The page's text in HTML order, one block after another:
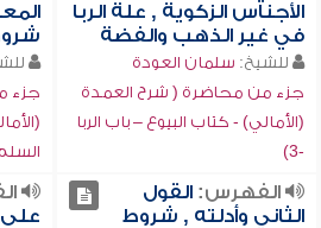
الأجناس الزكوية , علة الربا
في غير الذهب والفضة
للشيخ: سلمان العودة
جزء من محاضرة ( شرح العمدة
(الأمالي) - كتاب البيوع – باب الربا
-3)
جزء
الفهرس:القول
الثاني وأدلته , شروط